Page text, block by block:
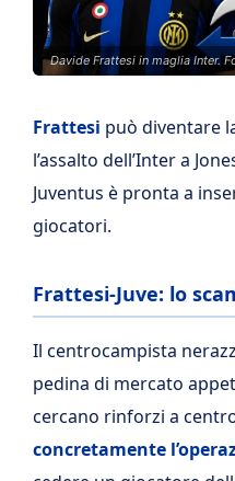
Davide Frattesi in maglia Inter.
Frattesi può diventare
l’assalto dell’Inter a
Juventus è pronta a
giocatori.
Frattesi-Juve: lo
Il centrocampista
pedina di mercato
cercano rinforzi a
concretamente